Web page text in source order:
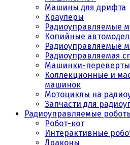
Машины для дрифта
Краулеры
Радиоуправляемые
Копийные
Радиоуправляемые
Радиоуправляемая
Машинки-
Коллекционные и
машинок
Мотоциклы на
Запчасти для
Радиоуправляемые
Робот-кот
Интерактивные
Драконы